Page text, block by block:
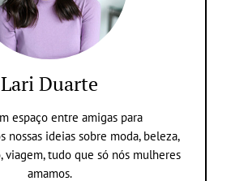
Lari Duarte
espaço entre amigas para
nossas ideias sobre moda, beleza,
viagem, tudo que só nós mulheres
amamos.